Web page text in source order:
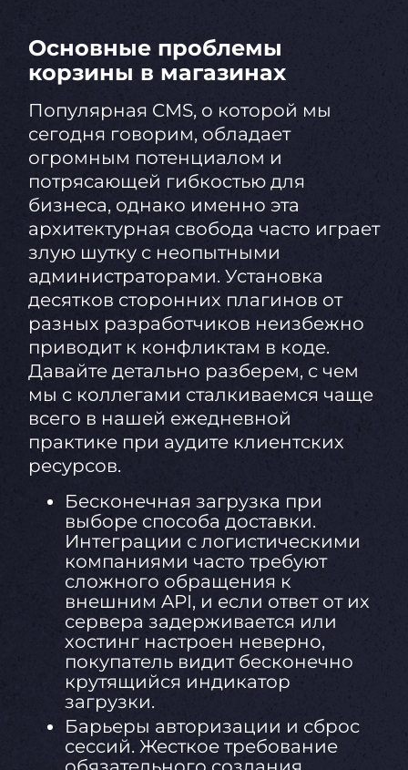
Основные проблемы
корзины в магазинах
Популярная CMS, о которой мы
сегодня говорим, обладает
огромным потенциалом и
потрясающей гибкостью для
бизнеса, однако именно эта
архитектурная свобода часто играет
злую шутку с неопытными
администраторами. Установка
десятков сторонних плагинов от
разных разработчиков неизбежно
приводит к конфликтам в коде.
Давайте детально разберем, с чем
мы с коллегами сталкиваемся чаще
всего в нашей ежедневной
практике при аудите клиентских
ресурсов.
Бесконечная загрузка при
выборе способа доставки.
Интеграции с логистическими
компаниями часто требуют
сложного обращения к
внешним API, и если ответ от их
сервера задерживается или
хостинг настроен неверно,
покупатель видит бесконечно
крутящийся индикатор
загрузки.
Барьеры авторизации и сброс
сессий. Жесткое требование